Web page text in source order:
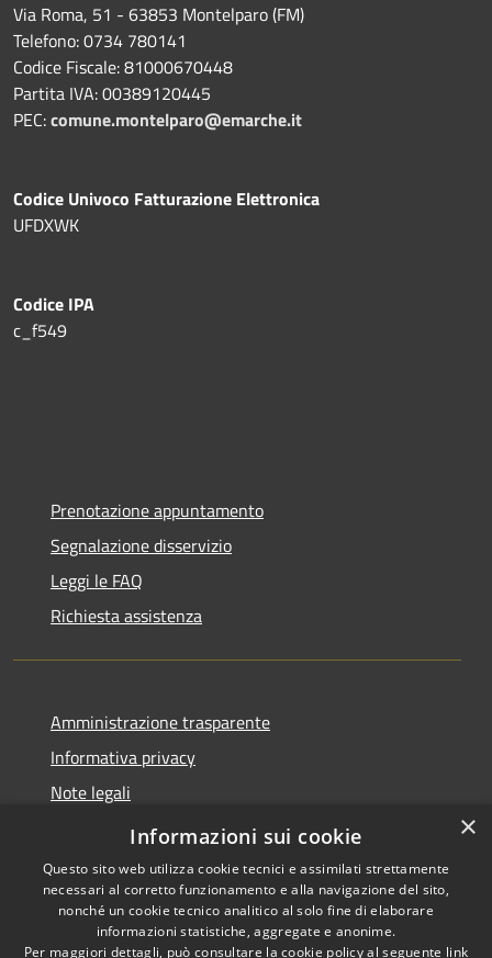
Via Roma, 51 - 63853 Montelparo (FM)
Telefono: 0734 780141
Codice Fiscale: 81000670448
Partita IVA: 00389120445
PEC:comune.montelparo@emarche.it
Codice Univoco Fatturazione Elettronica
UFDXWK
Codice IPA
c_f549
Prenotazione appuntamento
Segnalazione disservizio
Leggi le FAQ
Richiesta assistenza
Amministrazione trasparente
Informativa privacy
Note legali
Dichiarazione di accessibilità
Copyright © 2026 • Comune di
×
Informazioni sui cookie
Questo sito web utilizza cookie tecnici e assimilati strettamente
necessari al corretto funzionamento e alla navigazione del sito,
nonché un cookie tecnico analitico al solo fine di elaborare
informazioni statistiche, aggregate e anonime.
Per maggiori dettagli, può consultare la cookie policy al seguente link